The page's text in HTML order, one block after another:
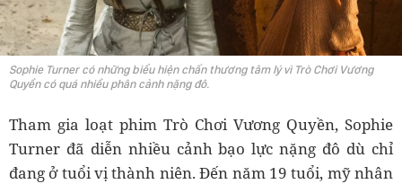
Sophie Turner có những biểu hiện chấn thương tâm lý vì Trò Chơi Vương
Quyền có quá nhiều phân cảnh nặng đô.
Tham gia loạt phim Trò Chơi Vương Quyền, Sophie
Turner đã diễn nhiều cảnh bạo lực nặng đô dù chỉ
đang ở tuổi vị thành niên. Đến năm 19 tuổi, mỹ nhân